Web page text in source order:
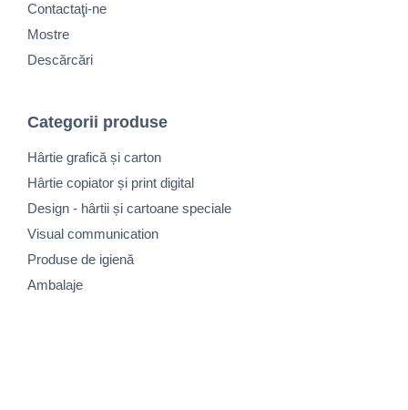
Contactaţi-ne
Mostre
Descărcări
Categorii produse
Hârtie grafică și carton
Hârtie copiator și print digital
Design - hârtii și cartoane speciale
Visual communication
Produse de igienă
Ambalaje